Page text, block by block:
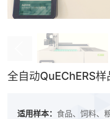
全自动QuEChERS
适用样本： 食品、饲料、